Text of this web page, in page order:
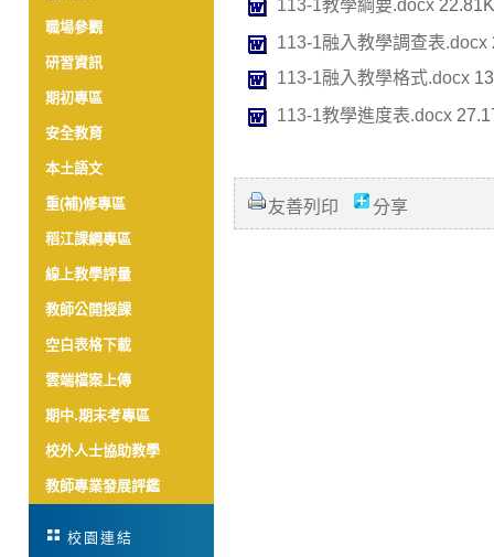
職場參觀
研習資訊
期初專區
安全教育
本土語文
重(補)修專區
稻江課綱專區
線上教學評量
教師公開授課
空白表格下載
雲端檔案上傳
期中.期末考專區
校外人士協助教學
教師專業發展評鑑
校園連結
113-1教學綱要.docx
113-1融入教學調查表.docx
113-1融入教學格式.docx
113-1教學進度表.docx
友善列印 分享